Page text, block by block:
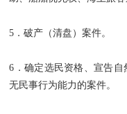
5．破产（清盘）案件。
6．确定选民资格、宣告
无民事行为能力的案件。